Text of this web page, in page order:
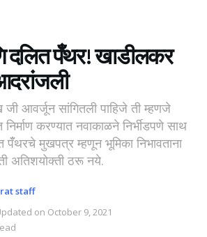
दलित पँँथर! खाडीलकर
आवर्जून सांगितली पाहिजे ती म्हणजे
करण्यात नवाकाळने निर्भीडपणे साथ
पँँथरचे मुखपत्र म्हणून भूमिका निभावताना
अतिशयोक्ती ठरू नये.
staff
on October 9, 2021